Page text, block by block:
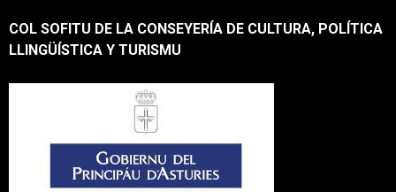
COL SOFITU DE LA CONSEYERÍA DE CULTURA, POLÍTICA
LLINGÜÍSTICA Y TURISMU